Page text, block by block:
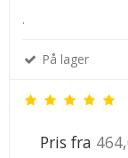
.
På lager
Pris fra